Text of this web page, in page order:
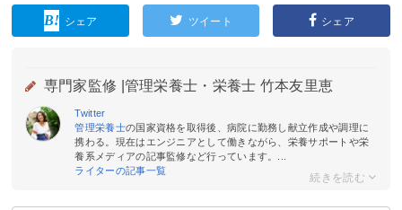
シェア ツイート シェア
専門家監修 | 管理栄養士・栄養士 竹本友里恵
Twitter
管理栄養士の国家資格を取得後、病院に勤務し献立作成や調理に
携わる。現在はエンジニアとして働きながら、栄養サポートや栄
養系メディアの記事監修など行っています。...
ライターの記事一覧